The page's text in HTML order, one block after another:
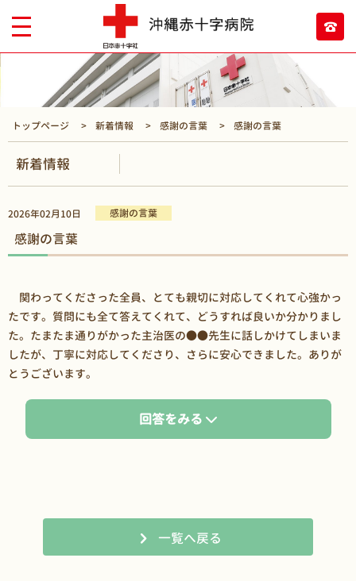
トップページ 新着情報 感謝の言葉 感謝の言葉
新着情報
2026年02月10日 感謝の言葉
感謝の言葉
関わってくださった全員、とても親切に対応してくれて心強かっ
たです。質問にも全て答えてくれて、どうすれば良いか分かりまし
た。たまたま通りがかった主治医の●●先生に話しかけてしまいま
したが、丁寧に対応してくださり、さらに安心できました。ありが
とうございます。
回答をみる
一覧へ戻る